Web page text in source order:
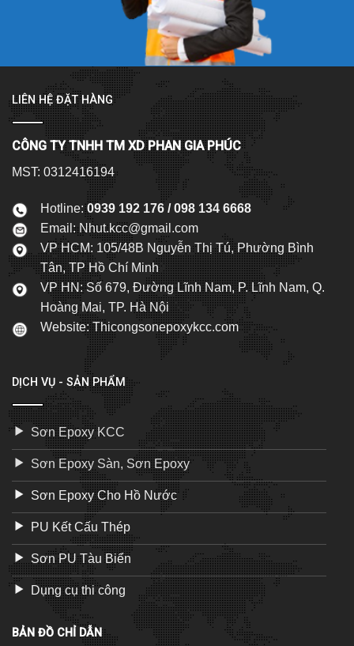
LIÊN HỆ ĐẶT HÀNG
CÔNG TY TNHH TM XD PHAN GIA PHÚC
MST: 0312416194
Hotline:0939 192 176 / 098 134 6668
Email:Nhut.kcc@gmail.com
VP HCM: 105/48B Nguyễn Thị Tú, Phường Bình
Tân, TP Hồ Chí Minh
VP HN: Số 679, Đường Lĩnh Nam, P. Lĩnh Nam, Q.
Hoàng Mai, TP. Hà Nội
Website: Thicongsonepoxykcc.com
DỊCH VỤ - SẢN PHẨM
Sơn Epoxy KCC
Sơn Epoxy Sàn, Sơn Epoxy
Sơn Epoxy Cho Hồ Nước
PU Kết Cấu Thép
Sơn PU Tàu Biển
Dụng cụ thi công
BẢN ĐỒ CHỈ DẪN